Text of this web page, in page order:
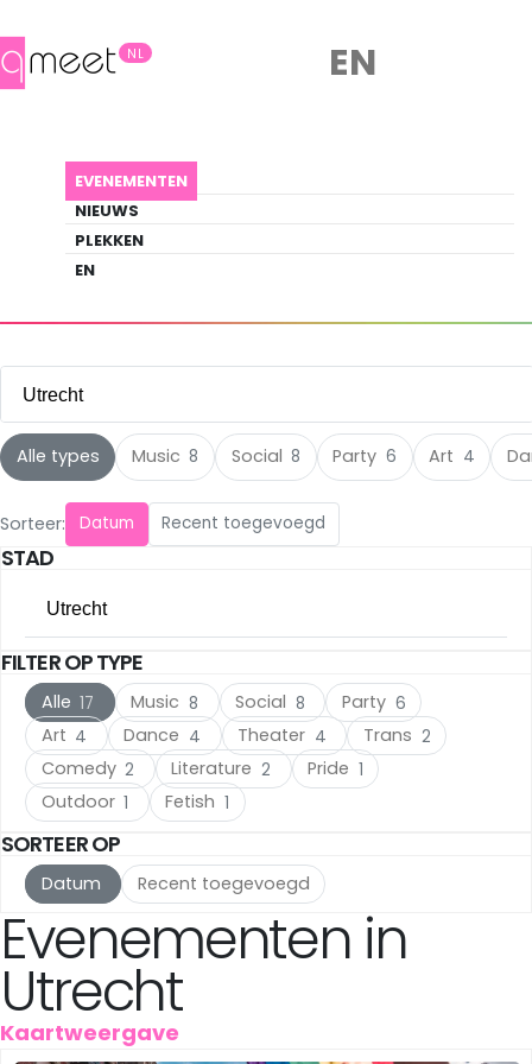
NL
EVENEMENTEN
NIEUWS
PLEKKEN
EN
EN
Evenementen
Ontdek wat er gebeurt in de queer
scene
EVENEMENTEN
Utrecht
Alle steden
Amsterdam
Utrecht
The Hague
Rotterdam
Haarlem
Leiden
IJmuiden
Meppel
Amersfoort
's-Hertogenbosch
Gouda (2)
Alle types Music 8 Social 8 Party 6 Art 4
Sorteer: Datum Recent toegevoegd
STAD
Utrecht
Alle steden
Amsterdam (124)
Utrecht
The Hague
Rotterdam
Haarlem
Leiden
IJmuiden
FILTER OP TYPE
Alle 17 Music 8 Social 8 Party 6
Art 4 Dance 4 Theater 4 Trans 2
Comedy 2 Literature 2 Pride 1
Outdoor 1 Fetish 1
SORTEER OP
Datum Recent toegevoegd
Evenementen in
Utrecht
Kaartweergave